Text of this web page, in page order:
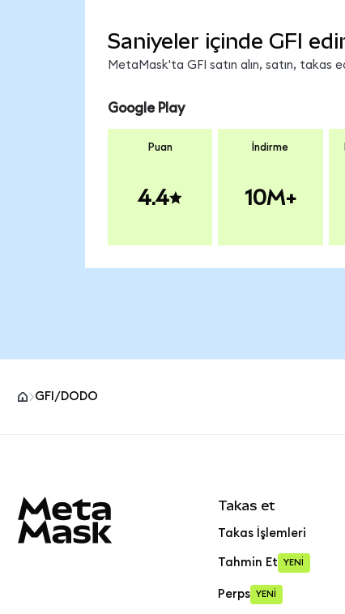
Saniyeler içinde GFI
MetaMask'ta GFI satın alın, satın, takas
Google Play
Puan
4.4
İndirme
10M+
GFI/DODO
Takas et
Takas İşlemleri
Tahmin Et YENİ
Perps YENİ